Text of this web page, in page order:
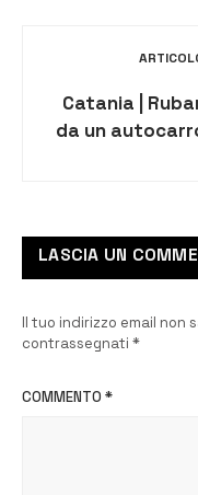
Catania |
da un
LASCIA UN
Il tuo indirizzo email non
contrassegnati *
COMMENTO *